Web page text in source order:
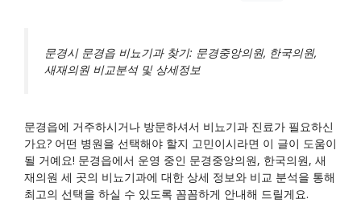
문경시 문경읍 비뇨기과 찾기: 문경중앙의원, 한국의원,
새재의원 비교분석 및 상세정보
문경읍에 거주하시거나 방문하셔서 비뇨기과 진료가 필요하신
가요? 어떤 병원을 선택해야 할지 고민이시라면 이 글이 도움이
될 거예요! 문경읍에서 운영 중인 문경중앙의원, 한국의원, 새
재의원 세 곳의 비뇨기과에 대한 상세 정보와 비교 분석을 통해
최고의 선택을 하실 수 있도록 꼼꼼하게 안내해 드릴게요.